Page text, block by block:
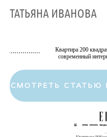
ТАТЬЯНА ИВАНОВА
Квартира 200
современный
СМОТРЕТЬ СТАТЬЮ